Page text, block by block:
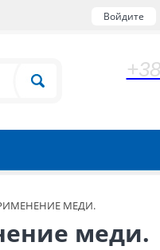
Войдите
МЕДИ.
меди.